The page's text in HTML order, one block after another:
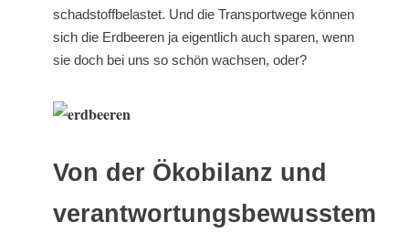
schadstoffbelastet. Und die Transportwege können
sich die Erdbeeren ja eigentlich auch sparen, wenn
sie doch bei uns so schön wachsen, oder?
Von der Ökobilanz und
verantwortungsbewusstem